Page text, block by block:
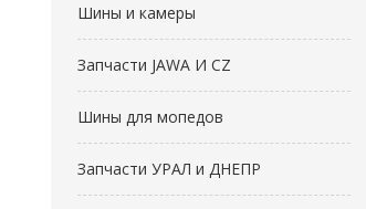
Шины и камеры
Запчасти JAWA И CZ
Шины для мопедов
Запчасти УРАЛ и ДНЕПР